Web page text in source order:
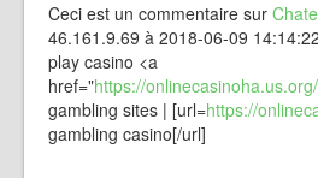
Ceci est un commentaire sur
46.161.9.69 à 2018-06-09 14:14:22
play casino <a
href="https://onlinecasinoha.us.org/
gambling sites | [url=https://
gambling casino[/url]